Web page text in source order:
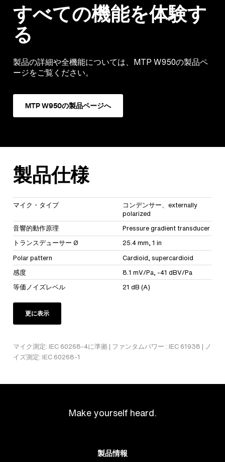
すべての機能を体験す
る
製品の詳細や全機能については、MTP W950の製品ペ
ージをご覧ください。
MTP W950の製品ページへ
製品仕様
マイク・タイプ
コンデンサー、externally
polarized
音響的動作原理
Pressure gradient transducer
トランスデューサー Ø
25.4 mm, 1 in
Polar pattern
Cardioid, supercardioid
感度
8.1 mV/Pa, -41 dBV/Pa
等価ノイズレベル
21 dB (A)
更に表示
マイク測定: IEC 60268-4に準拠 | ファンタムパワー : IEC 61938 | ノ
イズ測定: IEC 60268-1
Make yourself heard.
製品情報